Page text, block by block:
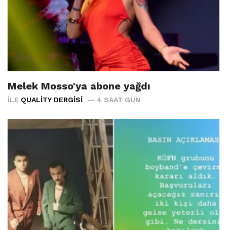
Melek Mosso'ya abone yağdı
İLE QUALITY DERGISI 4 SAAT GÜN